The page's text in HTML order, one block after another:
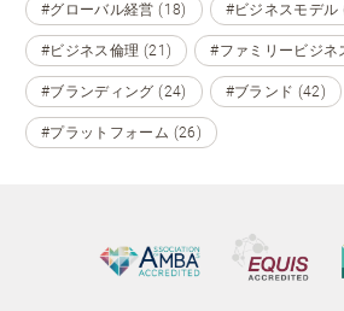
#グローバル経営 (18) #ビジネスモデル
#ビジネス倫理 (21) #ファミリービジネ
#ブランディング (24) #ブランド (42)
#プラットフォーム (26)